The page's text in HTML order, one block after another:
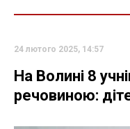
24 лютого 2025, 14:57
На Волині 8
речовиною: